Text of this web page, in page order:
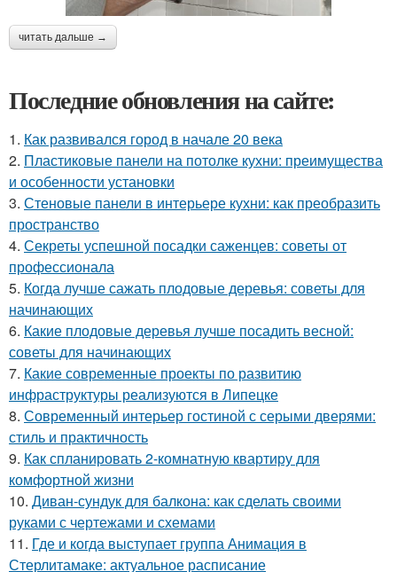
читать дальше →
Последние обновления на сайте:
1. Как развивался город в начале 20 века
2. Пластиковые панели на потолке кухни: преимущества
и особенности установки
3. Стеновые панели в интерьере кухни: как преобразить
пространство
4. Секреты успешной посадки саженцев: советы от
профессионала
5. Когда лучше сажать плодовые деревья: советы для
начинающих
6. Какие плодовые деревья лучше посадить весной:
советы для начинающих
7. Какие современные проекты по развитию
инфраструктуры реализуются в Липецке
8. Современный интерьер гостиной с серыми дверями:
стиль и практичность
9. Как спланировать 2-комнатную квартиру для
комфортной жизни
10. Диван-сундук для балкона: как сделать своими
руками с чертежами и схемами
11. Где и когда выступает группа Анимация в
Стерлитамаке: актуальное расписание